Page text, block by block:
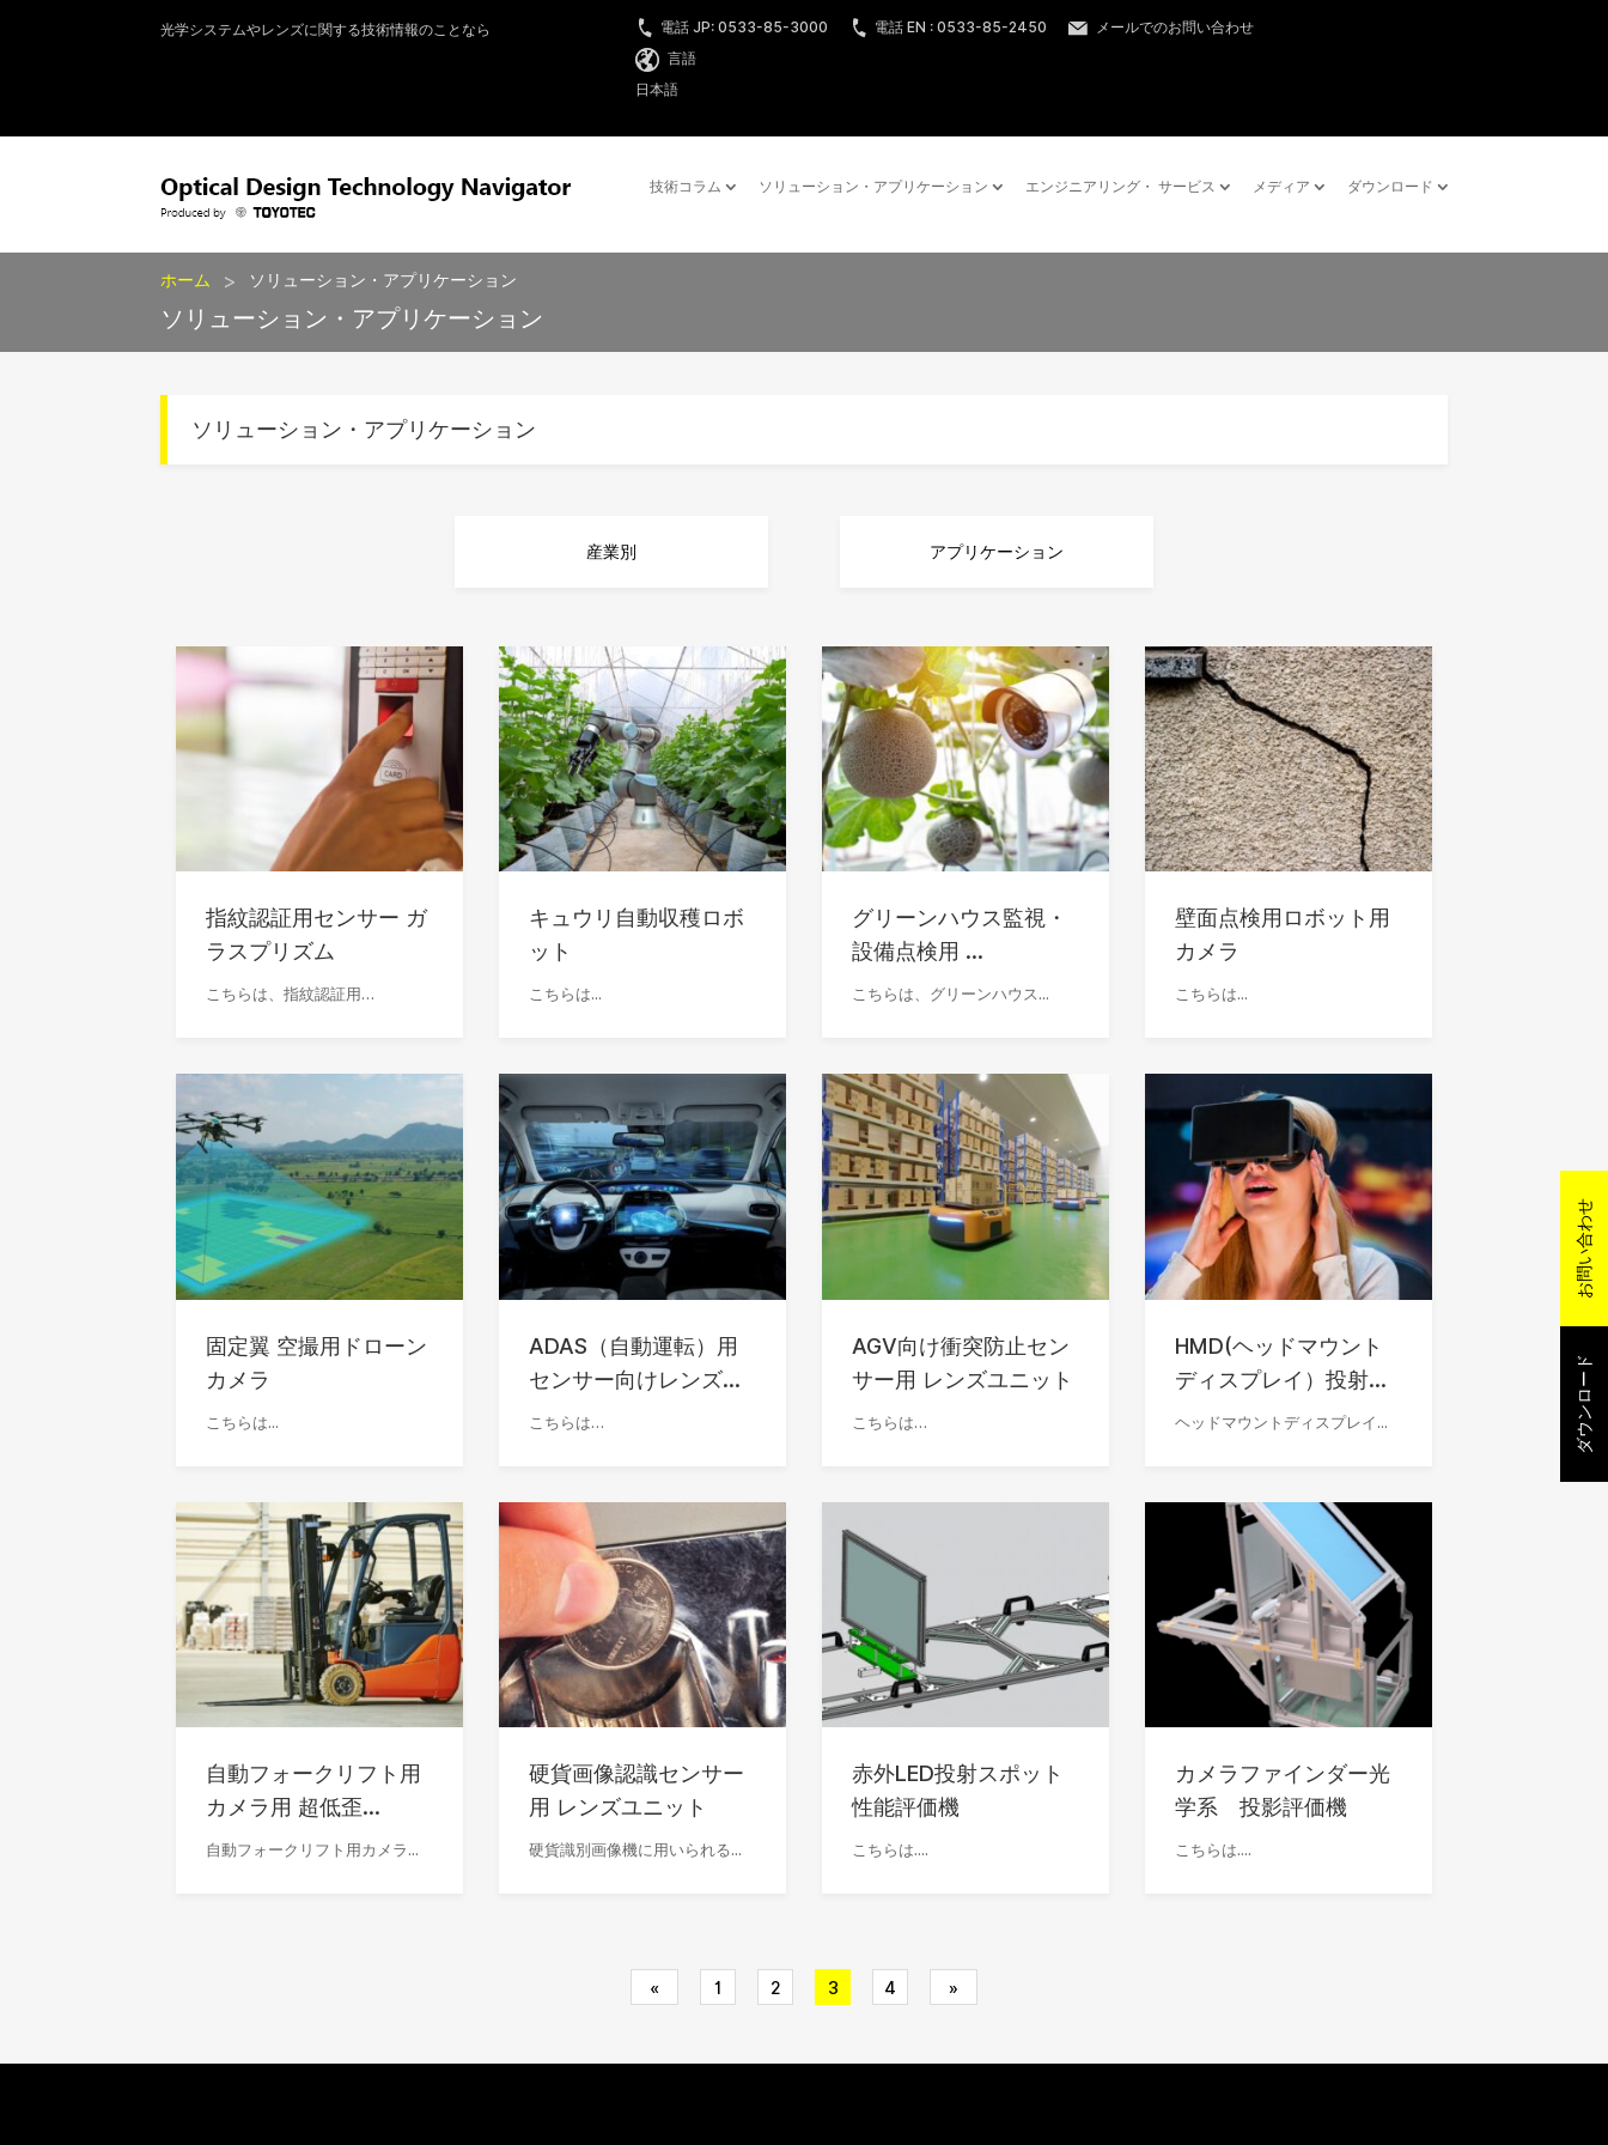
光学システムやレンズに関する技術情報のことなら 電話 JP: 0533-85-3000 電話 EN : 0533-85-2450
メールでのお問い合わせ
言語
日本語
技術コラム ソリューション・アプリケーション エンジニアリング・ サービス メディア ダウンロード
ホーム > ソリューション・アプリケーション
ソリューション・アプリケーション
ソリューション・アプリケーション
産業別 アプリケーション
指紋認証用センサー ガ
ラスプリズム
こちらは、指紋認証用…
キュウリ自動収穫ロボ
ット
こちらは...
グリーンハウス監視・
設備点検用 ...
こちらは、グリーンハウス...
壁面点検用ロボット用
カメラ
こちらは...
固定翼 空撮用ドローン
カメラ
こちらは...
ADAS（自動運転）用
センサー向けレンズ...
こちらは…
AGV向け衝突防止セン
サー用 レンズユニット
こちらは…
HMD(ヘッドマウント
ディスプレイ）投射...
ヘッドマウントディスプレイ...
自動フォークリフト用
カメラ用 超低歪...
自動フォークリフト用カメラ...
硬貨画像認識センサー
用 レンズユニット
硬貨識別画像機に用いられる...
赤外LED投射スポット
性能評価機
こちらは....
カメラファインダー光
学系 投影評価機
こちらは....
« 1 2 3 4 »
ダウンロード
お問い合わせ